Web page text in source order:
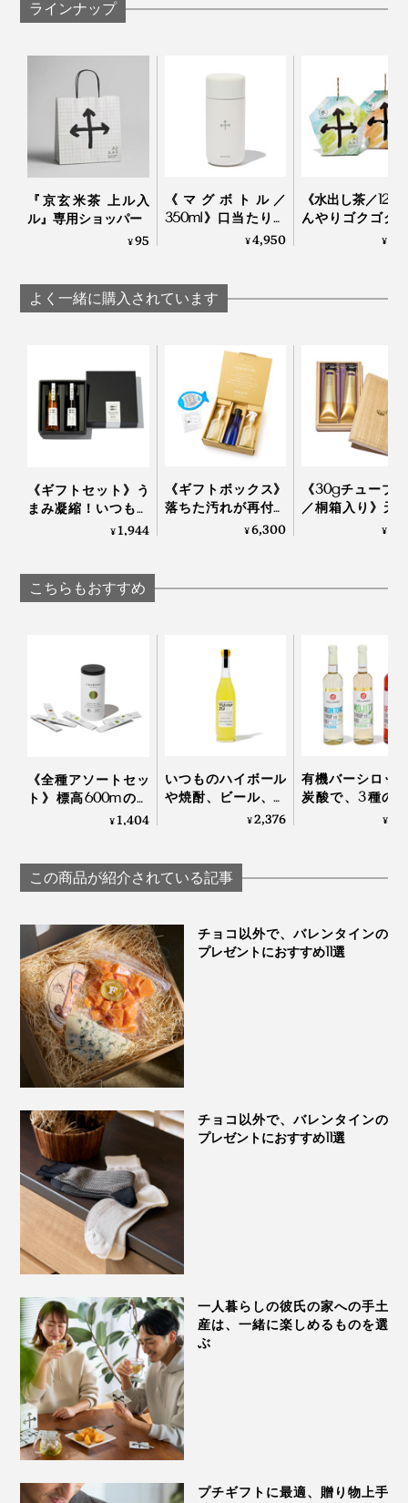
なんとその餅粒を、備長炭の炭火で丁寧に炙って焼き上
げていくという、こだわりの深さです。
口の中で香ばしさが弾けるよう、あえて角にほんの
り“おこげ”をつける細やかな焼き加減も職人の手作業
で。
長い道のりを辿って生まれた、香りの炒り餅なのです。
抹茶の原料であるてん茶の茎だけを選別した、茎ほうじ
茶を採用。
遮光状態で栽培されるてん茶は、日が当たらない分渋み
成分・カテキンの含有量が少なく、旨み成分・テアニン
「炒り餅」の香ばしさにやさしく寄り添えるよう、味が
かな茎部分を焙煎。茎ほうじ茶ならではの、品のある香
りや風味も引き立つ一杯に。
だから、太陽が沈む方角から「西」と名付けられまし
た。
つける味わいです。
るよう、ティーバック1袋ずつ「茶葉」と「炒り餅」を
分けて詰めているという手間のかかりよう。
最後まで、丁寧に仕込まれた『京玄米茶 上ル入ル』の
ブランドの世界観に、とことんハマっちゃいそうな仕掛
けがたくさん。
誰でも簡単に淹れられるよう考えられたティーバッグタ
イプのお茶だから、難しいルールも作法もありません。
おいしい飲み方の目安は、ティーバッグ1袋に対して熱
湯120cc程度を注ぎ、1分ほど待ったらティーバッグを
湯量もあくまで目安なので、急須でたっぷり淹れても、
お好みの濃さでお楽しみください。
朝、仕事をはじめる前の一杯に。デスクワークや会議の
で、深呼吸を。
夏場は氷を入れてアイスにしても、香ばしさはそのま
ま。ぜひおためしください。
ラインナップ
『京玄米茶 上ル入
ル』専用ショッパー
¥95
《マグボトル／
350ml》口当たりの
いい飲み口、ひとひ
入ルオリジナルボト
ル
¥4,950
《水出し茶／12P
んやりゴクゴク
長炭でていねい
¥
よく一緒に購入されています
《ギフトセット》う
まみ凝縮！いつもの
醤油・お酢が宗田節
油＆だし酢（化粧箱
入り）」｜
¥1,944
《ギフトボックス》
落ちた汚れが再付着
しない、綿もカシミ
¥6,300
《30gチューブ
／桐箱入り》天
分97.1%、フッ素
¥
こちらもおすすめ
《全種アソートセッ
ト》標高600mの静
岡・有機茶畑で育っ
茶パウダー（10
本）」｜THE
¥1,404
いつものハイボール
や焼酎、ビール、紅
茶に入れるだけで、
プ」｜YUZU SYRUP
¥2,376
有機バーシロッ
炭酸で、3種の
ドリンク
¥
この商品が紹介されている記事
チョコ以外で、バレンタインの
プレゼントにおすすめ11選
チョコ以外で、バレンタインの
プレゼントにおすすめ11選
一人暮らしの彼氏の家への手土
産は、一緒に楽しめるものを選
ぶ
プチギフトに最適、贈り物上手